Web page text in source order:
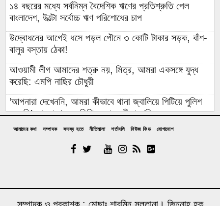
১৪ বছরের মধ্যে সর্বনিম্ন বৈদেশিক ঋণের প্রতিশ্রুতি পেল
বাংলাদেশ, উল্টো সর্বোচ্চ ঋণ পরিশোধের চাপ
উদ্বোধনের আগেই ধসে পড়ল পৌনে ৩ কোটি টাকার সড়ক, বাঁশ-
বালুর বস্তায় ঠেকা!
আওয়ামী লীগ আমাদের শত্রু নয়, মিত্র, আমরা একসঙ্গে যুদ্ধ
করেছি: এমপি নাছির চৌধুরী
‘আপনারা দেখেননি, আমরা কীভাবে থানা জ্বালিয়ে পিটিয়ে পুলিশ
মেরেছি’: প্রকাশ্যে এনসিপি নেতার স্বীকারোক্তি
রিয়ালের সঙ্গে আরও ছয় বছরের চুক্তি বাড়ালেন ভিনিসিউস
প্রকল্প ব্যয় ১৬৫ কোটি থেকে ঠেকলো ৩২৬ কোটিতে, ২০০
ইআবা নেতা ফয়জুল করিম: ‘জুলাইতে রাজপথে ছিলাম আমরা,
আমাদের কথা সম্পাদক সদস্য হতে নীতিমালা শর্তাবলি নিউজ ফিড যোগাযোগ